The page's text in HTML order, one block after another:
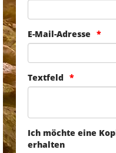
E-Mail-Adresse
Textfeld
Ich möchte eine
erhalten